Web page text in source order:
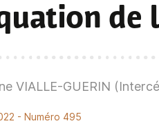
de
VIALLE-GUERIN
- Numéro 495